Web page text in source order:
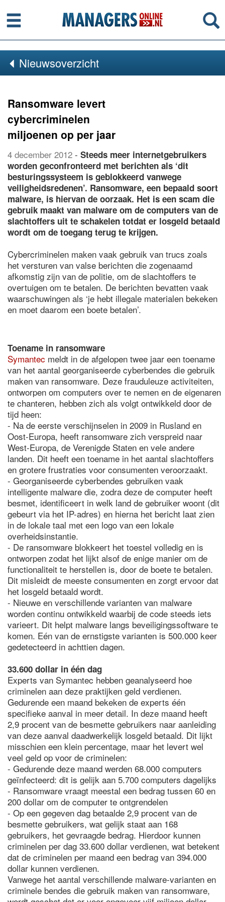
Menu
Nieuwsoverzicht
Ransomware levert
cybercriminelen
miljoenen op per jaar
4 december 2012 - Steeds meer internetgebruikers
worden geconfronteerd met berichten als ‘dit
besturingssysteem is geblokkeerd vanwege
veiligheidsredenen’. Ransomware, een bepaald soort
malware, is hiervan de oorzaak. Het is een scam die
gebruik maakt van malware om de computers van de
slachtoffers uit te schakelen totdat er losgeld betaald
wordt om de toegang terug te krijgen.
Cybercriminelen maken vaak gebruik van trucs zoals
het versturen van valse berichten die zogenaamd
afkomstig zijn van de politie, om de slachtoffers te
overtuigen om te betalen. De berichten bevatten vaak
waarschuwingen als ‘je hebt illegale materialen bekeken
en moet daarom een boete betalen’.
Toename in ransomware
Symantec meldt in de afgelopen twee jaar een toename
van het aantal georganiseerde cyberbendes die gebruik
maken van ransomware. Deze frauduleuze activiteiten,
ontworpen om computers over te nemen en de eigenaren
te chanteren, hebben zich als volgt ontwikkeld door de
tijd heen:
- Na de eerste verschijnselen in 2009 in Rusland en
Oost-Europa, heeft ransomware zich verspreid naar
West-Europa, de Verenigde Staten en vele andere
landen. Dit heeft een toename in het aantal slachtoffers
en grotere frustraties voor consumenten veroorzaakt.
- Georganiseerde cyberbendes gebruiken vaak
intelligente malware die, zodra deze de computer heeft
besmet, identificeert in welk land de gebruiker woont (dit
gebeurt via het IP-adres) en hierna het bericht laat zien
in de lokale taal met een logo van een lokale
overheidsinstantie.
- De ransomware blokkeert het toestel volledig en is
ontworpen zodat het lijkt alsof de enige manier om de
functionaliteit te herstellen is, door de boete te betalen.
Dit misleidt de meeste consumenten en zorgt ervoor dat
het losgeld betaald wordt.
- Nieuwe en verschillende varianten van malware
worden continu ontwikkeld waarbij de code steeds iets
varieert. Dit helpt malware langs beveiligingssoftware te
komen. Eén van de ernstigste varianten is 500.000 keer
gedetecteerd in achttien dagen.
33.600 dollar in één dag
Experts van Symantec hebben geanalyseerd hoe
criminelen aan deze praktijken geld verdienen.
Gedurende een maand bekeken de experts één
specifieke aanval in meer detail. In deze maand heeft
2,9 procent van de besmette gebruikers naar aanleiding
van deze aanval daadwerkelijk losgeld betaald. Dit lijkt
misschien een klein percentage, maar het levert wel
veel geld op voor de criminelen:
- Gedurende deze maand werden 68.000 computers
geïnfecteerd: dit is gelijk aan 5.700 computers dagelijks
- Ransomware vraagt meestal een bedrag tussen 60 en
200 dollar om de computer te ontgrendelen
- Op een gegeven dag betaalde 2,9 procent van de
besmette gebruikers, wat gelijk staat aan 168
gebruikers, het gevraagde bedrag. Hierdoor kunnen
criminelen per dag 33.600 dollar verdienen, wat betekent
dat de criminelen per maand een bedrag van 394.000
dollar kunnen verdienen.
Vanwege het aantal verschillende malware-varianten en
criminele bendes die gebruik maken van ransomware,